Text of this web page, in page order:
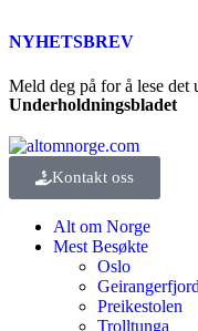
NYHETSBREV
Meld deg på for å lese det
Underholdningsbladet
Kontakt oss
Alt om Norge
Mest Besøkte
Oslo
Preikestolen
Trolltunga